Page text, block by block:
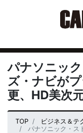
パナソニッ
ズ・ナビが
更、HD美次
TOP ビジネス＆テ
パナソニック・ストラーダF